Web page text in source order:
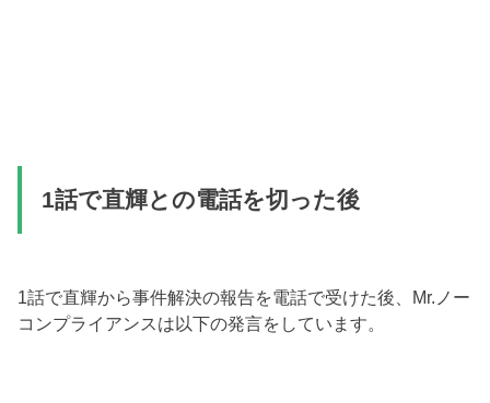
1話で直輝との電話を切った後
1話で直輝から事件解決の報告を電話で受けた後、Mr.ノー
コンプライアンスは以下の発言をしています。